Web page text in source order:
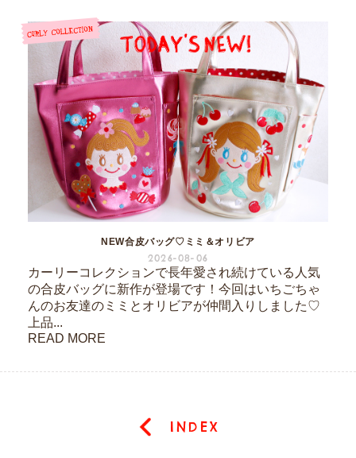
NEW合皮バッグ♡ミミ＆オリビア
2026-08-06
カーリーコレクションで長年愛され続けている人気
の合皮バッグに新作が登場です！今回はいちごちゃ
んのお友達のミミとオリビアが仲間入りしました♡
上品...
READ MORE
INDEX